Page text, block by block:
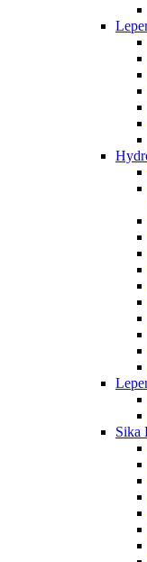
Sika